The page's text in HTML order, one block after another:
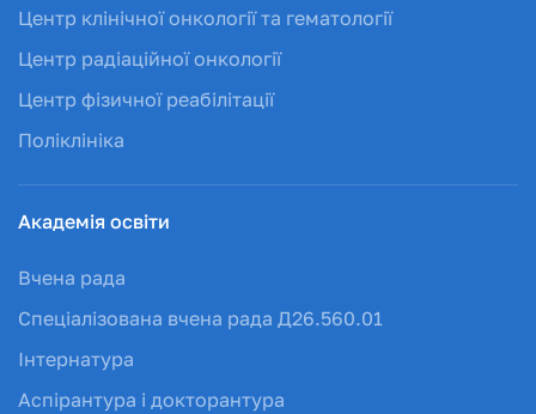
Центр клінічної онкології та гематології
Центр радіаційної онкології
Центр фізичної реабілітації
Поліклініка
Академія освіти
Вчена рада
Спеціалізована вчена рада Д26.560.01
Інтернатура
Аспірантура і докторантура